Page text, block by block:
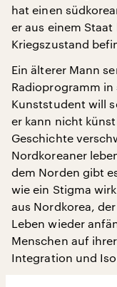
hat einen
er aus einem
Kriegszustand
Ein älterer Mann
Radioprogramm in
Kunststudent will
er kann nicht
Geschichte
Nordkoreaner
dem Norden gibt
wie ein Stigma
aus Nordkorea,
Leben wieder
Menschen auf
Integration und